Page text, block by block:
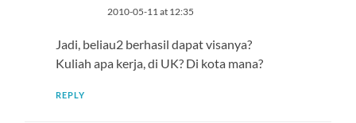
2010-05-11 at 12:35
Jadi, beliau2 berhasil dapat visanya?
Kuliah apa kerja, di UK? Di kota mana?
REPLY